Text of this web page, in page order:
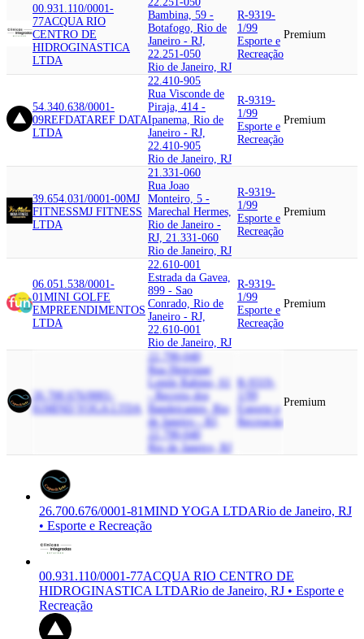
00.931.110/0001-
77ACQUA RIO
CENTRO DE
HIDROGINASTICA
LTDA
Bambina, 59 -
Botafogo, Rio de
Janeiro - RJ,
22.251-050
Rio de Janeiro, RJ
R-9319-
1/99
Esporte e
Recreação
Premium
54.340.638/0001-
09REFDATAREF DATA
LTDA
22.410-905
Rua Visconde de
Piraja, 414 -
Ipanema, Rio de
Janeiro - RJ,
22.410-905
Rio de Janeiro, RJ
R-9319-
1/99
Esporte e
Recreação
Premium
39.654.031/0001-00MJ
FITNESSMJ FITNESS
LTDA
21.331-060
Rua Joao
Monteiro, 5 -
Marechal Hermes,
Rio de Janeiro -
RJ, 21.331-060
Rio de Janeiro, RJ
R-9319-
1/99
Esporte e
Recreação
Premium
06.051.538/0001-
01MINI GOLFE
EMPREENDIMENTOS
LTDA
22.610-001
Estrada da Gavea,
899 - Sao
Conrado, Rio de
Janeiro - RJ,
22.610-001
Rio de Janeiro, RJ
R-9319-
1/99
Esporte e
Recreação
Premium
26.700.676/0001-
MIND YOGA LTDA
22.790-040
Rua Henrique
Lemle Rabino, 61
- Recreio dos
Bandeirantes, Rio
de Janeiro - RJ,
22.790-040
Rio de Janeiro, RJ
R-9319-
Esporte e
Recreação
Premium
26.700.676/0001-81MIND YOGA LTDARio de Janeiro, RJ
• Esporte e Recreação
00.931.110/0001-77ACQUA RIO CENTRO DE
HIDROGINASTICA LTDARio de Janeiro, RJ • Esporte e
Recreação